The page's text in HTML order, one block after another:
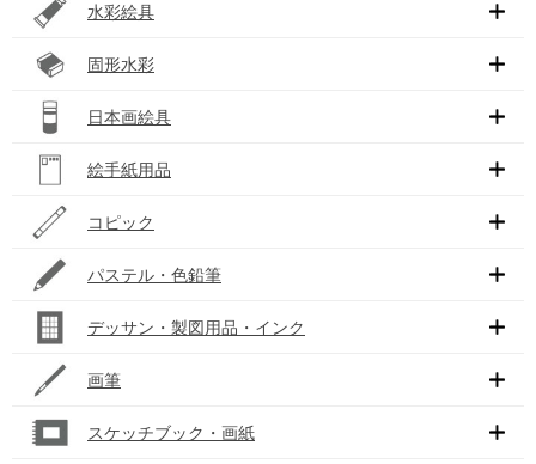
水彩絵具
固形水彩
日本画絵具
絵手紙用品
コピック
パステル・色鉛筆
デッサン・製図用品・インク
画筆
スケッチブック・画紙